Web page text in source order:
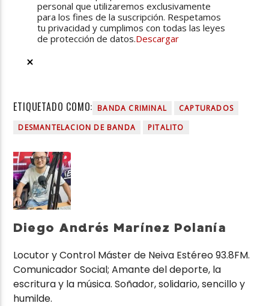
personal que utilizaremos exclusivamente
para los fines de la suscripción. Respetamos
tu privacidad y cumplimos con todas las leyes
de protección de datos.Descargar
ETIQUETADO COMO: BANDA CRIMINAL
CAPTURADOS
DESMANTELACION DE BANDA
PITALITO
Diego Andrés Marínez Polanía
Locutor y Control Máster de Neiva Estéreo 93.8FM.
Comunicador Social; Amante del deporte, la
escritura y la música. Soñador, solidario, sencillo y
humilde.